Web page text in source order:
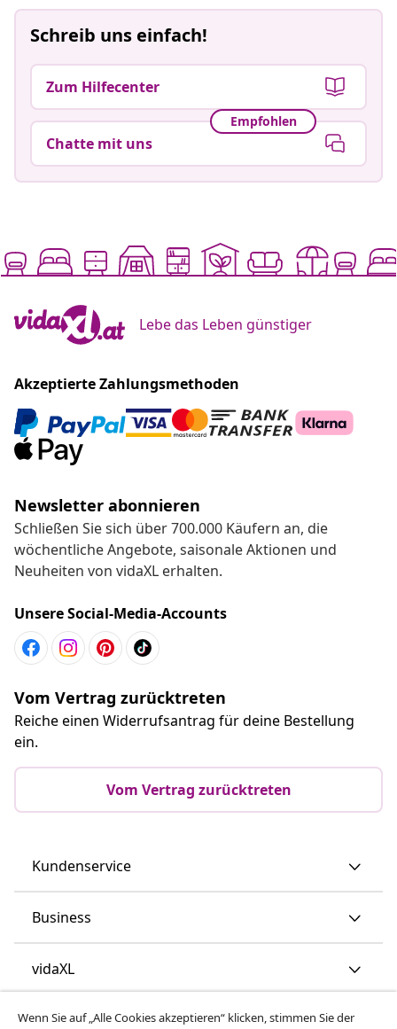
Schreib uns einfach!
Zum Hilfecenter
Empfohlen
Chatte mit uns
Lebe das Leben günstiger
Akzeptierte Zahlungsmethoden
Newsletter abonnieren
Schließen Sie sich über 700.000 Käufern an, die
wöchentliche Angebote, saisonale Aktionen und
Neuheiten von vidaXL erhalten.
Unsere Social-Media-Accounts
Vom Vertrag zurücktreten
Reiche einen Widerrufsantrag für deine Bestellung
ein.
Vom Vertrag zurücktreten
Kundenservice
Business
vidaXL
Mehr entdecken
Wenn Sie auf „Alle Cookies akzeptieren“ klicken, stimmen Sie der